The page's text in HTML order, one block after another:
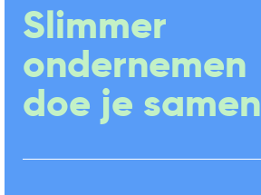
Slimmer
ondernemen
doe je samen